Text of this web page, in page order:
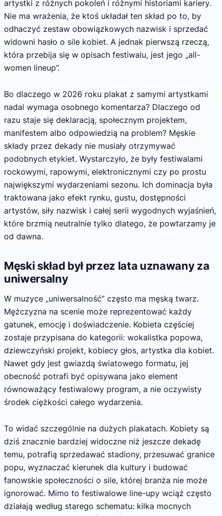
artystki z różnych pokoleń i różnymi historiami kariery.
Nie ma wrażenia, że ktoś układał ten skład po to, by
odhaczyć zestaw obowiązkowych nazwisk i sprzedać
widowni hasło o sile kobiet. A jednak pierwszą rzeczą,
która przebija się w opisach festiwalu, jest jego „all-
women lineup”.
Bo dlaczego w 2026 roku plakat z samymi artystkami
nadal wymaga osobnego komentarza? Dlaczego od
razu staje się deklaracją, społecznym projektem,
manifestem albo odpowiedzią na problem? Męskie
składy przez dekady nie musiały otrzymywać
podobnych etykiet. Wystarczyło, że były festiwalami
rockowymi, rapowymi, elektronicznymi czy po prostu
największymi wydarzeniami sezonu. Ich dominacja była
traktowana jako efekt rynku, gustu, dostępności
artystów, siły nazwisk i całej serii wygodnych wyjaśnień,
które brzmią neutralnie tylko dlatego, że powtarzamy je
od dawna.
Męski skład był przez lata uznawany za
uniwersalny
W muzyce „uniwersalność” często ma męską twarz.
Mężczyzna na scenie może reprezentować każdy
gatunek, emocję i doświadczenie. Kobieta częściej
zostaje przypisana do kategorii: wokalistka popowa,
dziewczyński projekt, kobiecy głos, artystka dla kobiet.
Nawet gdy jest gwiazdą światowego formatu, jej
obecność potrafi być opisywana jako element
równoważący festiwalowy program, a nie oczywisty
środek ciężkości całego wydarzenia.
To widać szczególnie na dużych plakatach. Kobiety są
dziś znacznie bardziej widoczne niż jeszcze dekadę
temu, potrafią sprzedawać stadiony, przesuwać granice
popu, wyznaczać kierunek dla kultury i budować
fanowskie społeczności o sile, której branża nie może
ignorować. Mimo to festiwalowe line-upy wciąż często
działają według starego schematu: kilka mocnych